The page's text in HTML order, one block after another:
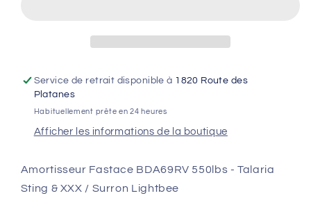
&amp;
/
Surron
&amp;
/
Surron
Service de retrait disponible à 1820 Route des
Platanes
Habituellement prête en 24 heures
Afficher les informations de la boutique
Amortisseur Fastace BDA69RV 550lbs - Talaria
Sting & XXX / Surron Lightbee